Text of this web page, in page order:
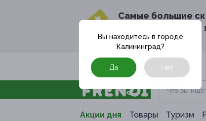
Cамые большие
в твоём
Москва
Акции дня Товары Туризм
Вы находитесь в городе
Калининград?
Да Нет